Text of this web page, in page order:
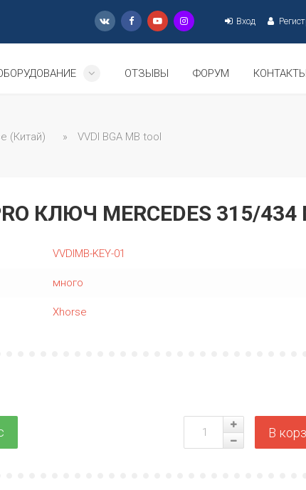
Вход
ОТЗЫВЫ ФОРУМ КОНТАКТЫ
(Китай) » VVDI BGA MB tool
КЛЮЧ MERCEDES 315/434
VVDIMB-KEY-01
много
Xhorse